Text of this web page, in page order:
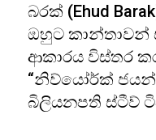
බරක් (Ehud
ඔහුට කාන්තාවන්
ආකාරය විස්තර
“නිව්යෝර්ක්
බිලියනපති ස්ටීව්